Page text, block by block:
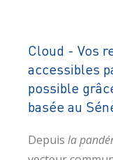
Cloud - Vos
accessibles
possible
basée au
Depuis la